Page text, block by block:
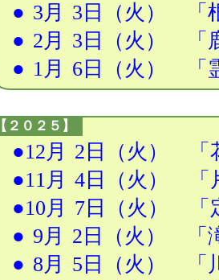
● 3月 3日
（火） 「
● 2月 3日
（火） 「
● 1月 6日 （火） 「
【２０２５】
●12月 2日
（火） 「
●11月 4日
（火） 「
●10月 7日
（火） 「
● 9月 2日
（火） 「
● 8月 5日
（火） 「